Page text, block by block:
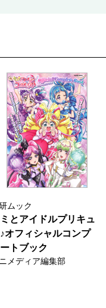
ムック
とアイドルプリキュ
オフィシャルコンプ
トブック
メディア編集部